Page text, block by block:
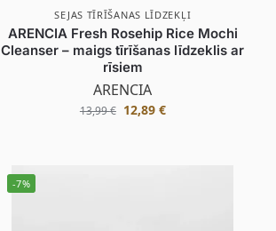
SEJAS TĪRĪŠANAS LĪDZEKĻI
ARENCIA Fresh Rosehip Rice Mochi
Cleanser – maigs tīrīšanas līdzeklis ar
rīsiem
ARENCIA
13,99€ 12,89 €
-7%